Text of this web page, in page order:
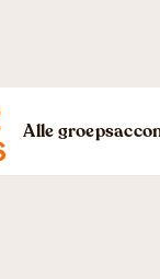
Alle